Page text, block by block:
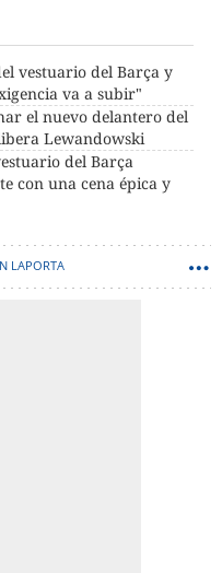
vestuario del Barça y
va a subir"
el nuevo delantero del
Lewandowski
del Barça
con una cena épica y
LAPORTA